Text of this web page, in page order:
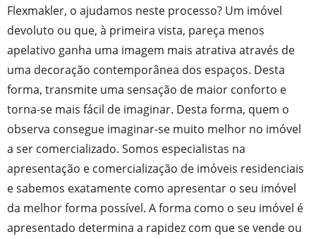
Flexmakler, o ajudamos neste processo? Um imóvel
devoluto ou que, à primeira vista, pareça menos
apelativo ganha uma imagem mais atrativa através de
uma decoração contemporânea dos espaços. Desta
forma, transmite uma sensação de maior conforto e
torna-se mais fácil de imaginar. Desta forma, quem o
observa consegue imaginar-se muito melhor no imóvel
a ser comercializado. Somos especialistas na
apresentação e comercialização de imóveis residenciais
e sabemos exatamente como apresentar o seu imóvel
da melhor forma possível. A forma como o seu imóvel é
apresentado determina a rapidez com que se vende ou